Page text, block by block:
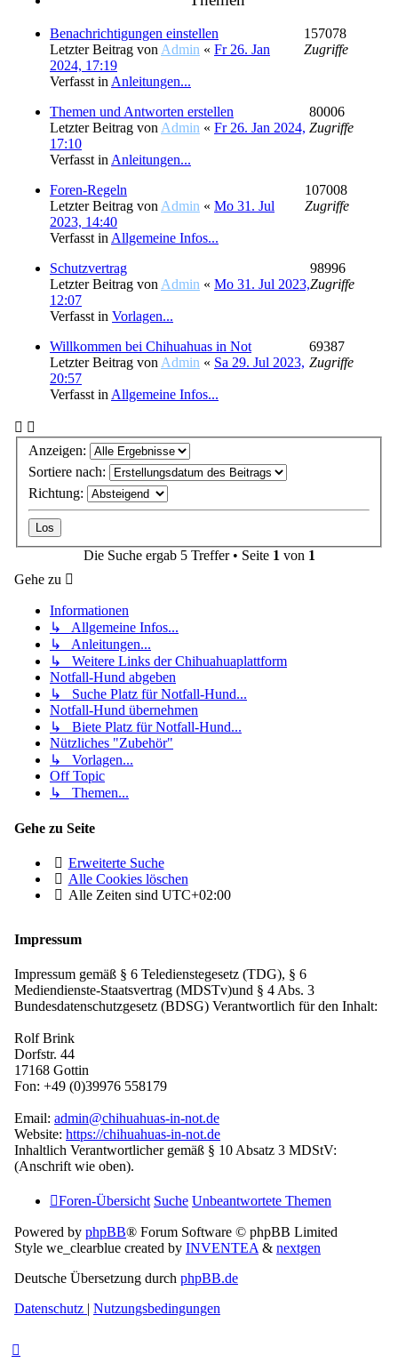
Benachrichtigungen einstellen
Letzter Beitrag von Admin « Fr 26. Jan
2024, 17:19
Verfasst in Anleitungen...
157078
Zugriffe
Themen und Antworten erstellen
Letzter Beitrag von Admin « Fr 26. Jan 2024,
17:10
Verfasst in Anleitungen...
80006
Zugriffe
Foren-Regeln
Letzter Beitrag von Admin « Mo 31. Jul
2023, 14:40
Verfasst in Allgemeine Infos...
107008
Zugriffe
Schutzvertrag
Letzter Beitrag von Admin « Mo 31. Jul 2023,
12:07
Verfasst in Vorlagen...
98996
Zugriffe
Willkommen bei Chihuahuas in Not
Letzter Beitrag von Admin « Sa 29. Jul 2023,
20:57
Verfasst in Allgemeine Infos...
69387
Zugriffe
Anzeigen:
Sortiere nach:
Richtung:
Die Suche ergab 5 Treffer • Seite 1 von 1
Gehe zu
Informationen
↳ Allgemeine Infos...
↳ Anleitungen...
↳ Weitere Links der Chihuahuaplattform
Notfall-Hund abgeben
↳ Suche Platz für Notfall-Hund...
Notfall-Hund übernehmen
↳ Biete Platz für Notfall-Hund...
Nützliches "Zubehör"
↳ Vorlagen...
Off Topic
↳ Themen...
Gehe zu Seite
Erweiterte Suche
Alle Cookies löschen
Alle Zeiten sind UTC+02:00
Impressum
Impressum gemäß § 6 Teledienstegesetz (TDG), § 6
Mediendienste-Staatsvertrag (MDSTv)und § 4 Abs. 3
Bundesdatenschutzgesetz (BDSG) Verantwortlich für den Inhalt:
Rolf Brink
Dorfstr. 44
17168 Gottin
Fon: +49 (0)39976 558179
Email: admin@chihuahuas-in-not.de
Website: https://chihuahuas-in-not.de
Inhaltlich Verantwortlicher gemäß § 10 Absatz 3 MDStV:
(Anschrift wie oben).
Foren-Übersicht Suche Unbeantwortete Themen
Powered by phpBB® Forum Software © phpBB Limited
Style we_clearblue created by INVENTEA & nextgen
Deutsche Übersetzung durch phpBB.de
Datenschutz | Nutzungsbedingungen